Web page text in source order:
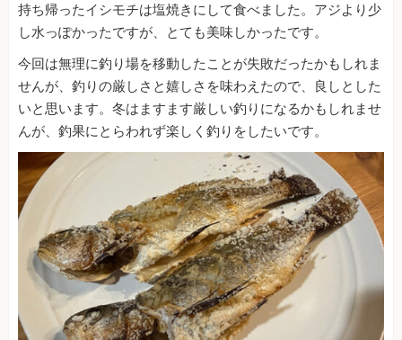
持ち帰ったイシモチは塩焼きにして食べました。アジより少
し水っぽかったですが、とても美味しかったです。
今回は無理に釣り場を移動したことが失敗だったかもしれま
せんが、釣りの厳しさと嬉しさを味わえたので、良しとした
いと思います。冬はますます厳しい釣りになるかもしれませ
んが、釣果にとらわれず楽しく釣りをしたいです。